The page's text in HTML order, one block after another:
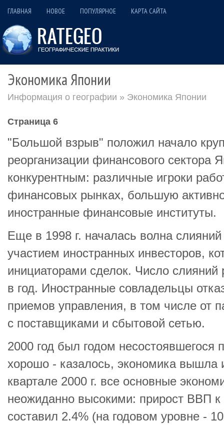
ГЛАВНАЯ НОВОЕ ПОПУЛЯРНОЕ КАРТА САЙТА
Экономика Японии
Информация о географии » Экономика Японии
Страница 6
"Большой взрыв" положил начало
реорганизации финансового сектора
конкурентным: различные игроки
финансовых рынках, большую
иностранные финансовые институты.
Еще в 1998 г. началась волна
участием иностранных инвесторов,
инициаторами сделок. Число слияний
в год. Иностранные совладельцы
приемов управления, в том числе от
с поставщиками и сбытовой сетью.
2000 год был годом несостоявшегося
хорошо - казалось, экономика вышла
квартале 2000 г. все основные
неожиданно высокими: прирост ВВП
составил 2.4% (на годовом уровне -